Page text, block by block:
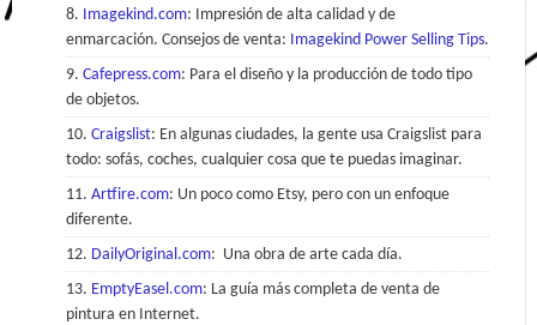
Imagekind.com: Impresión de alta calidad y de
enmarcación. Consejos de venta: Imagekind Power Selling Tips.
Cafepress.com: Para el diseño y la producción de todo tipo
de objetos.
Craigslist: En algunas ciudades, la gente usa Craigslist para
todo: sofás, coches, cualquier cosa que te puedas imaginar.
Artfire.com: Un poco como Etsy, pero con un enfoque
diferente.
DailyOriginal.com: Una obra de arte cada día.
EmptyEasel.com: La guía más completa de venta de
pintura en Internet.